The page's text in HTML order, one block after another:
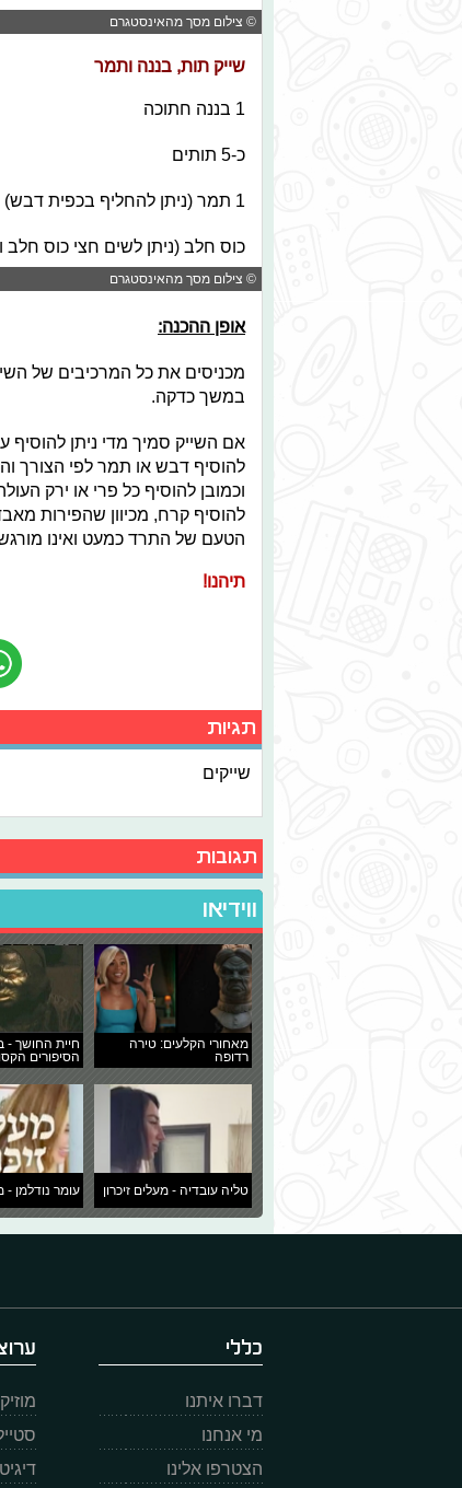
© צילום מסך מהאינסטגרם
שייק תות, בננה ותמר
1 בננה חתוכה
כ-5 תותים
1 תמר (ניתן להחליף בכפית דבש)
כוס חלב (ניתן לשים חצי כוס חלב ולהוסיף כ-
© צילום מסך מהאינסטגרם
אופן ההכנה:
מכניסים את כל המרכיבים של
במשך כדקה.
אם השייק סמיך מדי ניתן
להוסיף דבש או תמר לפי הצורך
וכמובן להוסיף כל פרי או ירק
להוסיף קרח, מכיוון שהפירות
הטעם של התרד כמעט ואינו
תיהנו!
תגיות
שייקים
תגובות
ווידיאו
מאחורי הקלעים: טירה
רדופה
חיית החושך -
הסיפורים
טליה עובדיה - מעלים זיכרון עומר נודלמן -
כללי
דברו איתנו
מי אנחנו
הצטרפו אלינו